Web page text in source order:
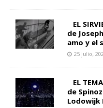
EL
de
amo y el
25 julio,
EL
de
Lodowijk